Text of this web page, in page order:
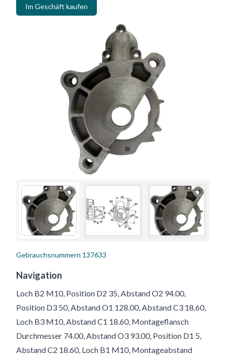
Im Geschäft kaufen
Gebrauchsnummern 137633
Navigation
Loch B2 M10, Position D2 35, Abstand O2 94.00,
Position D3 50, Abstand O1 128.00, Abstand C3 18.60,
Loch B3 M10, Abstand C1 18.60, Montageflansch
Durchmesser 74.00, Abstand O3 93.00, Position D1 5,
Abstand C2 18.60, Loch B1 M10, Montageabstand